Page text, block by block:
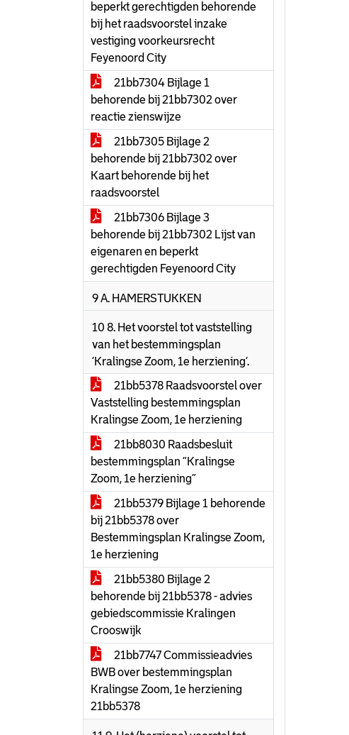
beperkt gerechtigden behorende
bij het raadsvoorstel inzake
vestiging voorkeursrecht
Feyenoord City
21bb7304 Bijlage 1
behorende bij 21bb7302 over
reactie zienswijze
21bb7305 Bijlage 2
behorende bij 21bb7302 over
Kaart behorende bij het
raadsvoorstel
21bb7306 Bijlage 3
behorende bij 21bb7302 Lijst van
eigenaren en beperkt
gerechtigden Feyenoord City
9 A. HAMERSTUKKEN
10 8. Het voorstel tot vaststelling
van het bestemmingsplan
‘Kralingse Zoom, 1e herziening’.
21bb5378 Raadsvoorstel over
Vaststelling bestemmingsplan
Kralingse Zoom, 1e herziening
21bb8030 Raadsbesluit
bestemmingsplan “Kralingse
Zoom, 1e herziening”
21bb5379 Bijlage 1 behorende
bij 21bb5378 over
Bestemmingsplan Kralingse Zoom,
1e herziening
21bb5380 Bijlage 2
behorende bij 21bb5378 - advies
gebiedscommissie Kralingen
Crooswijk
21bb7747 Commissieadvies
BWB over bestemmingsplan
Kralingse Zoom, 1e herziening
21bb5378